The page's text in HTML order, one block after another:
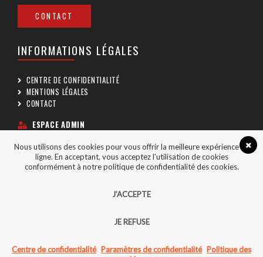
CONTACT
INFORMATIONS LÉGALES
CENTRE DE CONFIDENTIALITÉ
MENTIONS LÉGALES
CONTACT
ESPACE ADMIN
SUIVEZ-NOUS
CRÉÉ AVEC PASSION PARAGENCE POINT COM
Nous utilisons des cookies pour vous offrir la meilleure expérience en
ligne. En acceptant, vous acceptez l'utilisation de cookies
conformément à notre politique de confidentialité des cookies.
J’ACCEPTE
JE REFUSE
Centre de confidentialité Paramètres de confidentialité Politique des